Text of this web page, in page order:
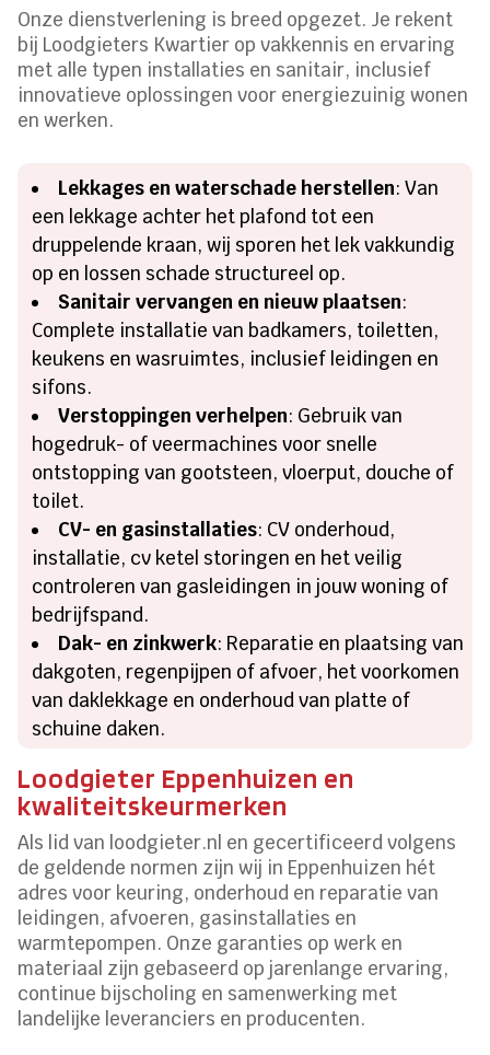
Onze dienstverlening is breed opgezet. Je rekent
bij Loodgieters Kwartier op vakkennis en ervaring
met alle typen installaties en sanitair, inclusief
innovatieve oplossingen voor energiezuinig wonen
en werken.
Lekkages en waterschade herstellen: Van
een lekkage achter het plafond tot een
druppelende kraan, wij sporen het lek vakkundig
op en lossen schade structureel op.
Sanitair vervangen en nieuw plaatsen:
Complete installatie van badkamers, toiletten,
keukens en wasruimtes, inclusief leidingen en
sifons.
Verstoppingen verhelpen: Gebruik van
hogedruk- of veermachines voor snelle
ontstopping van gootsteen, vloerput, douche of
toilet.
CV- en gasinstallaties: CV onderhoud,
installatie, cv ketel storingen en het veilig
controleren van gasleidingen in jouw woning of
bedrijfspand.
Dak- en zinkwerk: Reparatie en plaatsing van
dakgoten, regenpijpen of afvoer, het voorkomen
van daklekkage en onderhoud van platte of
schuine daken.
Loodgieter Eppenhuizen en
kwaliteitskeurmerken
Als lid van loodgieter.nl en gecertificeerd volgens
de geldende normen zijn wij in Eppenhuizen hét
adres voor keuring, onderhoud en reparatie van
leidingen, afvoeren, gasinstallaties en
warmtepompen. Onze garanties op werk en
materiaal zijn gebaseerd op jarenlange ervaring,
continue bijscholing en samenwerking met
landelijke leveranciers en producenten.